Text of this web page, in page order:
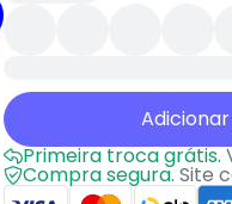
Primeira troca grátis.
Compra segura.Site